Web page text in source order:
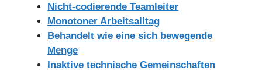
Nicht-codierende Teamleiter
Monotoner Arbeitsalltag
Behandelt wie eine sich bewegende
Menge
Inaktive technische Gemeinschaften